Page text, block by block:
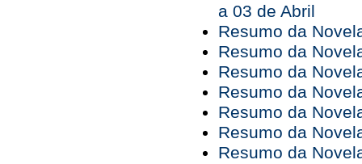
a 03 de Abril
Resumo da
Resumo da
Resumo da
Resumo da
Resumo da
Resumo da
Resumo da